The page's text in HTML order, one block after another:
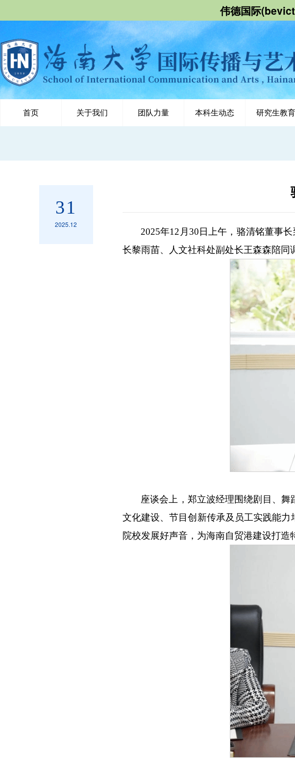
伟德国际
首页 关于我们 团队力量 本科生动态 研究生教育
31
2025.12
2025年12月30日上午，骆清铭董事
长黎雨苗、人文社科处副处长王森森陪同
座谈会上，郑立波经理围绕剧目、
文化建设、节目创新传承及员工实践能
院校发展好声音，为海南自贸港建设打造